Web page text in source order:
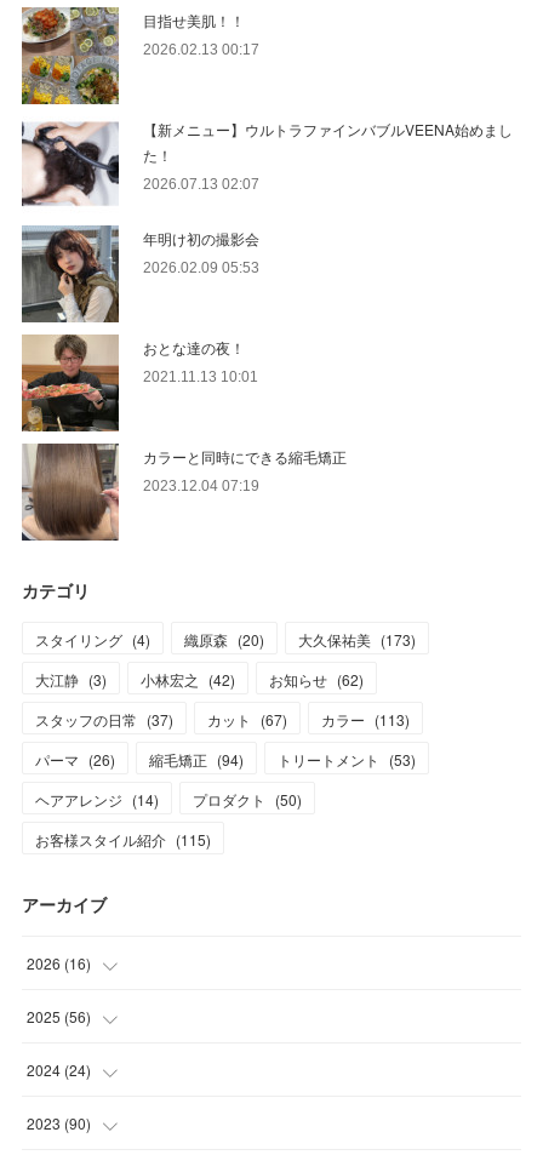
目指せ美肌！！
2026.02.13 00:17
【新メニュー】ウルトラファインバブルVEENA始めまし
た！
2026.07.13 02:07
年明け初の撮影会
2026.02.09 05:53
おとな達の夜！
2021.11.13 10:01
カラーと同時にできる縮毛矯正
2023.12.04 07:19
カテゴリ
スタイリング (4) 織原森 (20) 大久保祐美 (173)
大江静 (3) 小林宏之 (42) お知らせ (62)
スタッフの日常 (37) カット (67) カラー (113)
パーマ (26) 縮毛矯正 (94) トリートメント (53)
ヘアアレンジ (14) プロダクト (50)
お客様スタイル紹介 (115)
アーカイブ
2026 (16)
(1
(1
(7
2025 (56)
(5
(11 )
2024 (24)
(1
2023 (90)